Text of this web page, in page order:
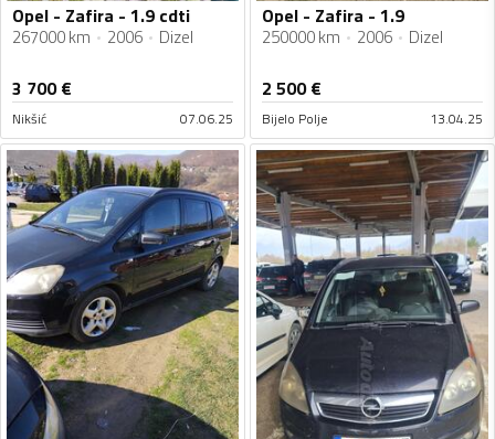
Opel - Zafira - 1.9 cdti
267000 km 2006 Dizel
3 700€
Nikšić 07.06.25
Opel - Zafira - 1.9
250000 km 2006 Dizel
2 500€
Bijelo Polje 13.04.25